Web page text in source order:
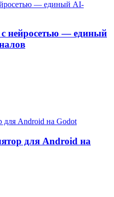
нейросетью — единый
для Android на